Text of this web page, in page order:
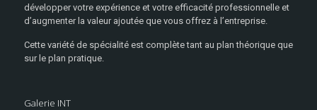
développer votre expérience et votre efficacité professionnelle et
d’augmenter la valeur ajoutée que vous offrez à l’entreprise.
Cette variété de spécialité est complète tant au plan théorique que
sur le plan pratique.
Galerie INT